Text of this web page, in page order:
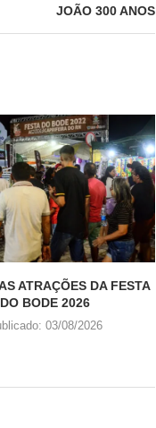
JOÃO 300 ANOS
ATRAÇÕES DA FESTA
DO BODE 2026
03/08/2026